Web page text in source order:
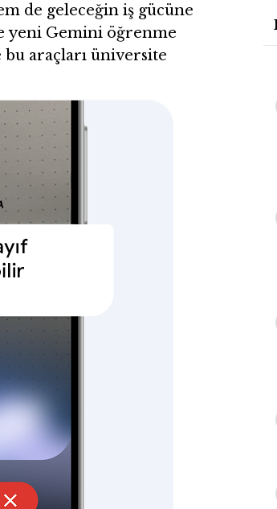
de geleceğin iş gücüne
yeni Gemini öğrenme
araçları üniversite